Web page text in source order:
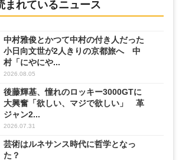
まれているニュース
中村雅俊とかつて中村の付き人だった
小日向文世が2人きりの京都旅へ 中
村「にやにや...
2026.08.05
後藤輝基、憧れのロッキー3000GTに
大興奮「欲しい、マジで欲しい」 革
ジャン2...
2026.07.31
芸術はルネサンス時代に哲学となっ
た？